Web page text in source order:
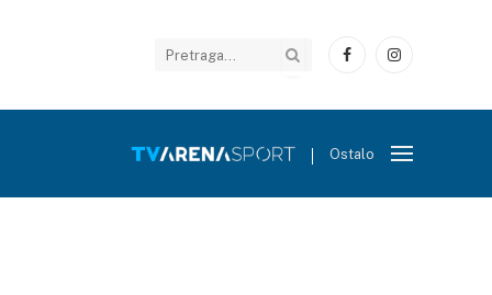
FacebookInstagram
Ostalo